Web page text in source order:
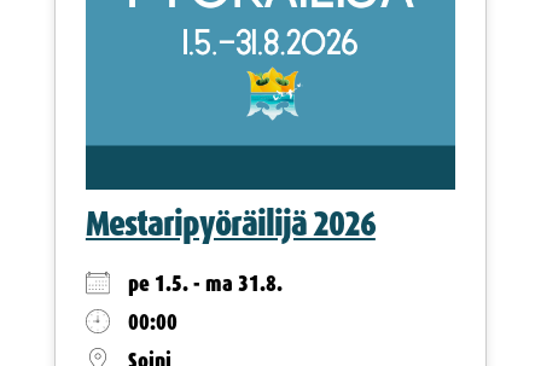
Mestaripyöräilijä 2026
pe 1.5. - ma 31.8.
00:00